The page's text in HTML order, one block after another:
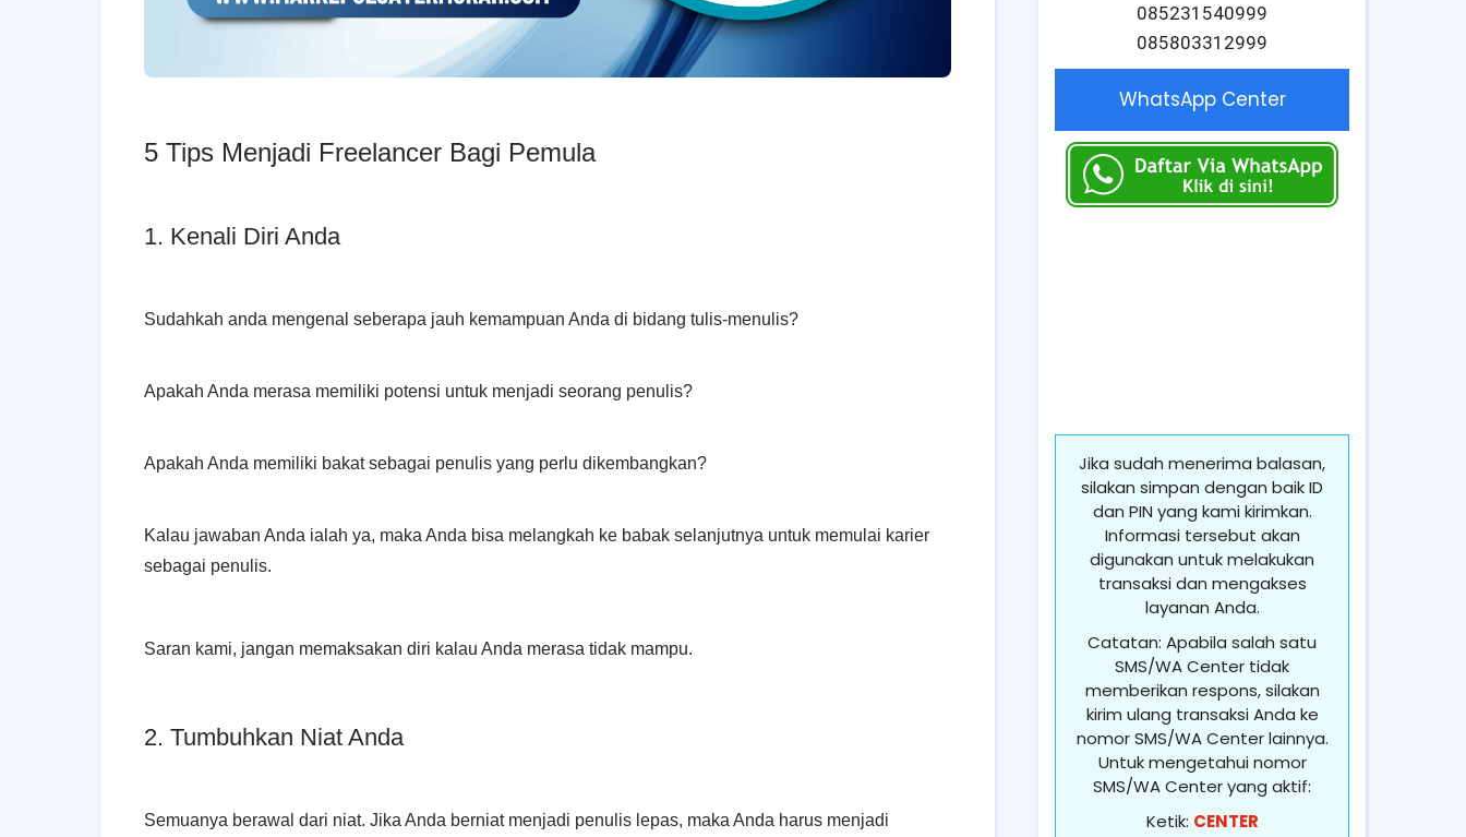
5 Tips Menjadi Freelancer Bagi Pemula
1. Kenali Diri Anda
Sudahkah anda mengenal seberapa jauh kemampuan Anda di bidang tulis-menulis?
Apakah Anda merasa memiliki potensi untuk menjadi seorang penulis?
Apakah Anda memiliki bakat sebagai penulis yang perlu dikembangkan?
Kalau jawaban Anda ialah ya, maka Anda bisa melangkah ke babak selanjutnya untuk memulai karier
sebagai penulis.
Saran kami, jangan memaksakan diri kalau Anda merasa tidak mampu.
2. Tumbuhkan Niat Anda
Semuanya berawal dari niat. Jika Anda berniat menjadi penulis lepas, maka Anda harus menjadi
085231540999
085803312999
WhatsApp Center
Jika sudah menerima balasan,
silakan simpan dengan baik ID
dan PIN yang kami kirimkan.
Informasi tersebut akan
digunakan untuk melakukan
transaksi dan mengakses
layanan Anda.
Catatan: Apabila salah satu
SMS/WA Center tidak
memberikan respons, silakan
kirim ulang transaksi Anda ke
nomor SMS/WA Center lainnya.
Untuk mengetahui nomor
SMS/WA Center yang aktif:
Ketik: CENTER